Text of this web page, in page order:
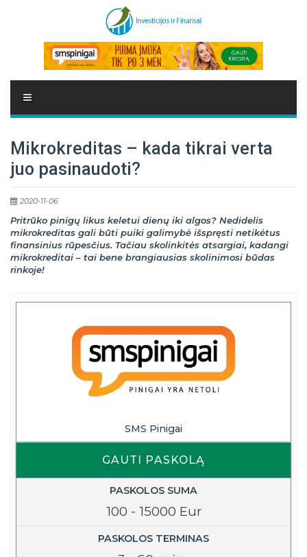
Mikrokreditas – kada tikrai verta
juo pasinaudoti?
2020-11-06
Pritrūko pinigų likus keletui dienų iki algos? Nedidelis
mikrokreditas gali būti puiki galimybė išspręsti netikėtus
finansinius rūpesčius. Tačiau skolinkitės atsargiai, kadangi
mikrokreditai – tai bene brangiausias skolinimosi būdas
rinkoje!
SMS Pinigai
GAUTI PASKOLĄ
PASKOLOS SUMA
100 - 15000 Eur
PASKOLOS TERMINAS